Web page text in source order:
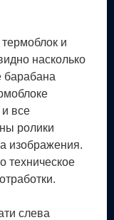
и
насколько
барабана
все
ролики
изображения.
техническое
слева